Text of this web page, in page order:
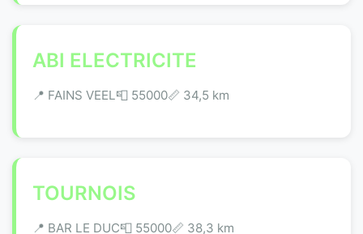
ABI ELECTRICITE
📍 FAINS VEEL📮 55000📏 34,5 km
TOURNOIS
📍 BAR LE DUC📮 55000📏 38,3 km